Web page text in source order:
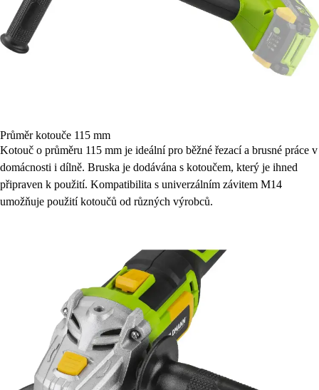
Průměr kotouče 115 mm
Kotouč o průměru 115 mm je ideální pro běžné řezací a brusné práce v
domácnosti i dílně. Bruska je dodávána s kotoučem, který je ihned
připraven k použití. Kompatibilita s univerzálním závitem M14
umožňuje použití kotoučů od různých výrobců.